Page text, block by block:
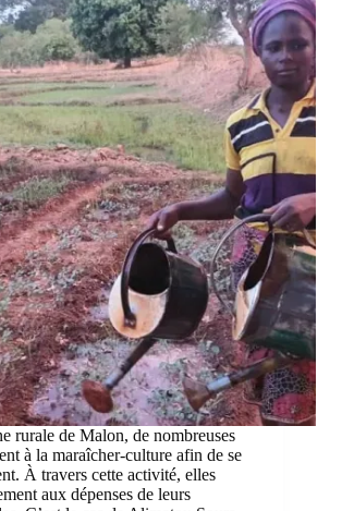
rurale de Malon, de nombreuses
à la maraîcher-culture afin de se
À travers cette activité, elles
aux dépenses de leurs